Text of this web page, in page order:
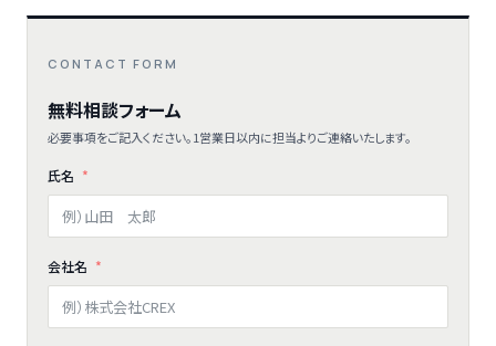
CONTACT FORM
無料相談フォーム
必要事項をご記入ください。1営業日以内に担当よりご連絡いたします。
氏名
会社名